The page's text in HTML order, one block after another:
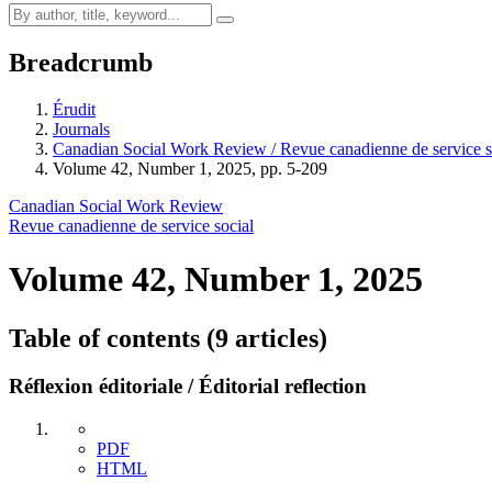
Breadcrumb
Érudit
Journals
Canadian Social Work Review / Revue canadienne de service
Volume 42, Number 1, 2025, pp. 5-209
Canadian Social Work Review
Revue canadienne de service social
Volume 42, Number 1, 2025
Table of contents (9 articles)
Réflexion éditoriale / Éditorial reflection
PDF
HTML